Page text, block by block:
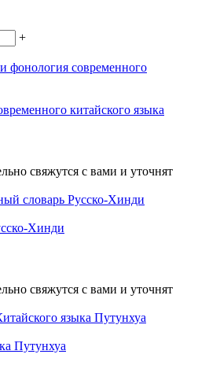
+
китайского языка
свяжутся с вами и уточнят
Хинди
свяжутся с вами и уточнят
Путунхуа